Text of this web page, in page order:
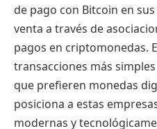
de pago con Bitcoin en
venta a través de
pagos en criptomonedas.
transacciones más
que prefieren monedas
posiciona a estas
modernas y